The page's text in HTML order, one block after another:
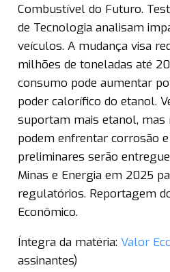
Combustível do Futuro.
de Tecnologia analisam
veículos. A mudança visa
milhões de toneladas até
consumo pode aumentar
poder calorífico do etanol.
suportam mais etanol, mas
podem enfrentar corrosão
preliminares serão
Minas e Energia em 2025
regulatórios. Reportagem
Econômico.
Íntegra da matéria: Valor
assinantes)